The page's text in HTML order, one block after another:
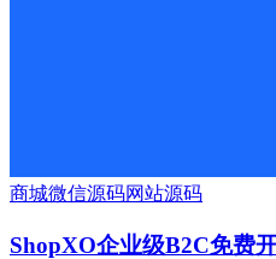
商城微信源码网站源码
ShopXO企业级B2C免费